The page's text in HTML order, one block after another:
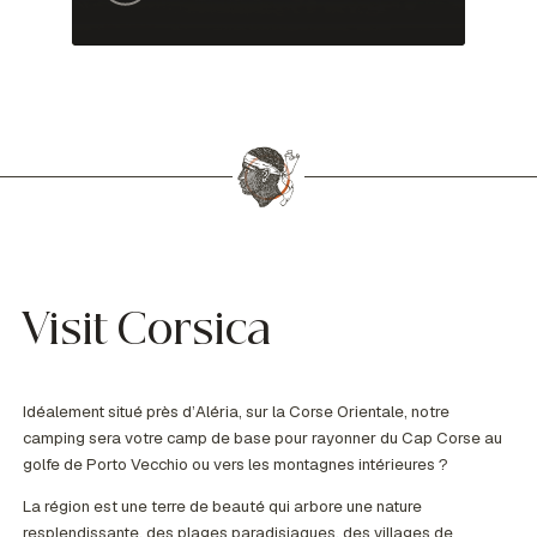
Visit Corsica
Idéalement situé près d’Aléria, sur la Corse Orientale, notre
camping sera votre camp de base pour rayonner du Cap Corse au
golfe de Porto Vecchio ou vers les montagnes intérieures ?
La région est une terre de beauté qui arbore une nature
resplendissante, des plages paradisiaques, des villages de